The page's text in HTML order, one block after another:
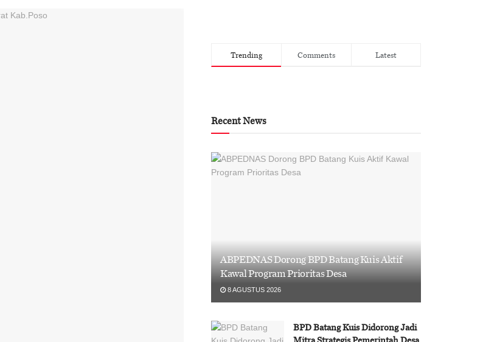
Trending Comments Latest
Recent News
ABPEDNAS Dorong BPD Batang Kuis Aktif
Kawal Program Prioritas Desa
8 AGUSTUS 2026
BPD Batang Kuis Didorong Jadi